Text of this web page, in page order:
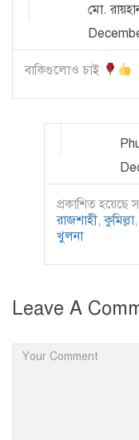
মো.
বাকিগুলোও চাই
প্রকাশিত হয়েছে
রাজশাহী,কুমিল্লা
খুলনা
Leave A